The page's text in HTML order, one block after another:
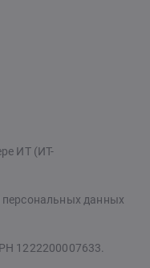
ИТ (ИТ-
данных
1222200007633.